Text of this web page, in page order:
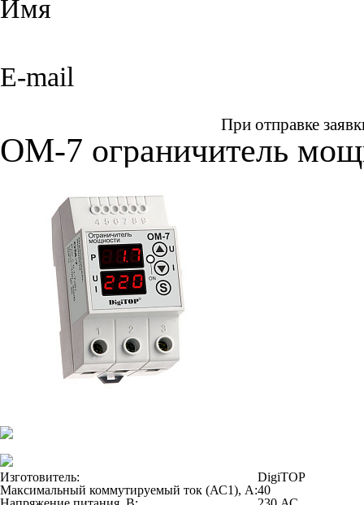
Имя
E-mail
При отправке
OM-7 ограничитель
Изготовитель:
DigiTOP
Максимальный коммутируемый ток (АС1), А:40